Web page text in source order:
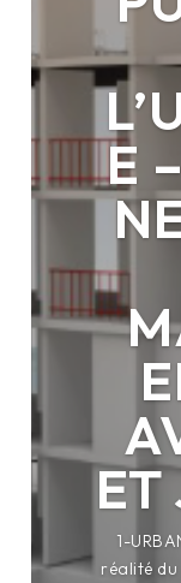
E
ET
1-
réalité du